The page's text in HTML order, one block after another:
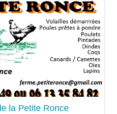
la Petite Ronce